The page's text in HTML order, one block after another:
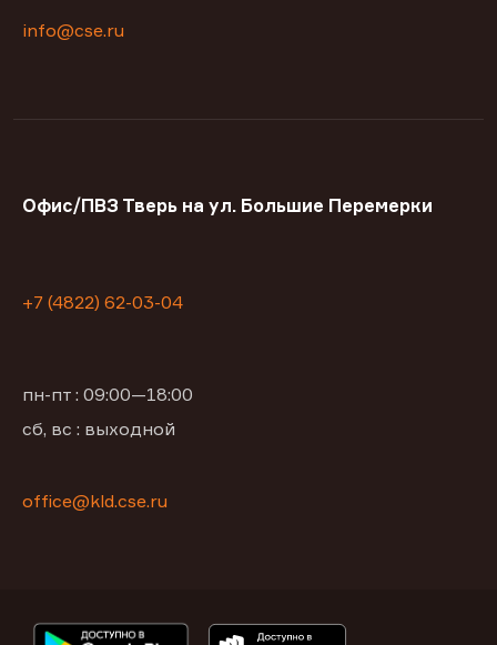
info@cse.ru
Офис/ПВЗ Тверь на ул. Большие Перемерки
+7 (4822) 62-03-04
пн-пт : 09:00—18:00
сб, вс : выходной
office@kld.cse.ru